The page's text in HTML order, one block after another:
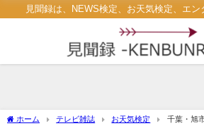
見聞録は、NEWS検定、お天気検定、エ
ホーム テレビ雑誌 お天気検定
千葉・旭